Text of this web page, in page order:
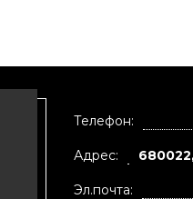
Телефон:
Адрес:
Эл.почта: